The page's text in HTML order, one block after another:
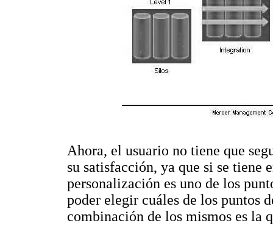
Ahora, el usuario no tiene que
su satisfacción, ya que si se tiene
personalización es uno de los
poder elegir cuáles de los puntos
combinación de los mismos es la